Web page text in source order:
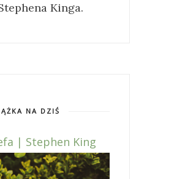
Kinga.
NA DZIŚ
| Stephen King